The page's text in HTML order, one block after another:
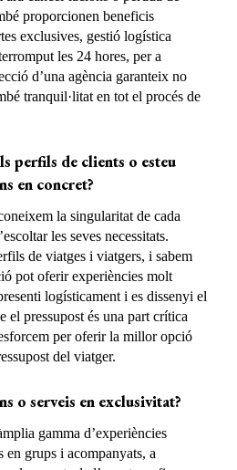
proporcionen beneficis
exclusives, gestió logística
les 24 hores, per a
d’una agència garanteix no
tranquil·litat en tot el procés de
perfils de clients o esteu
en concret?
la singularitat de cada
les seves necessitats.
de viatges i viatgers, i sabem
pot oferir experiències molt
logísticament i es dissenyi el
el pressupost és una part crítica
per oferir la millor opció
del viatger.
o serveis en exclusivitat?
gamma d’experiències
en grups i acompanyats, a